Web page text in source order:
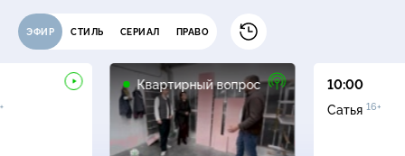
ЭФИР СТИЛЬ СЕРИАЛ ПРАВО
Квартирный вопрос
0+
10:00
Сатья 16+